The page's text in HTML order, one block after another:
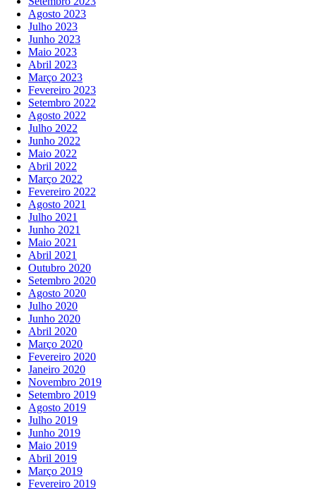
Agosto 2023
Julho 2023
Junho 2023
Maio 2023
Abril 2023
Março 2023
Fevereiro 2023
Setembro 2022
Agosto 2022
Julho 2022
Junho 2022
Maio 2022
Abril 2022
Março 2022
Fevereiro 2022
Agosto 2021
Julho 2021
Junho 2021
Maio 2021
Abril 2021
Outubro 2020
Setembro 2020
Agosto 2020
Julho 2020
Junho 2020
Abril 2020
Março 2020
Fevereiro 2020
Janeiro 2020
Novembro 2019
Setembro 2019
Agosto 2019
Julho 2019
Junho 2019
Maio 2019
Abril 2019
Março 2019
Fevereiro 2019